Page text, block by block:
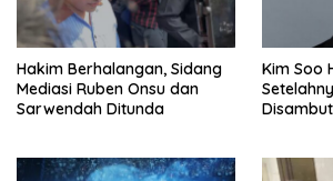
Hakim Berhalangan, Sidang
Mediasi Ruben Onsu dan
Sarwendah Ditunda
Kim Soo